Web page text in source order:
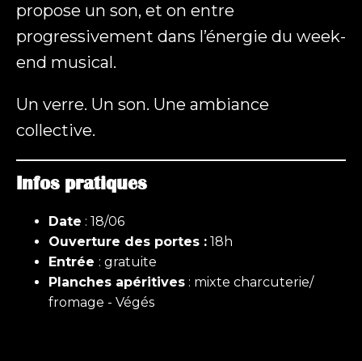
propose un son, et on entre
progressivement dans l’énergie du week-
end musical.
Un verre. Un son. Une ambiance
collective.
Infos pratiques
Date : 18/06
Ouverture des portes : 18h
Entrée : gratuite
Planches apéritives : mixte charcuterie/
fromage - Végés